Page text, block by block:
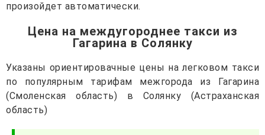
произойдет автоматически.
Цена на междугороднее такси из
Гагарина в Солянку
Указаны ориентировачные цены на легковом такси
по популярным тарифам межгорода из Гагарина
(Смоленская область) в Солянку (Астраханская
область)